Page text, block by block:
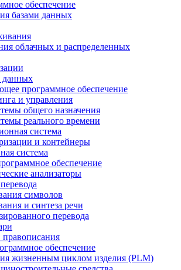
обеспечение
базами данных
облачных и распределенных
данных
программное обеспечение
и управления
общего назначения
реального времени
система
и контейнеры
система
обеспечение
анализаторы
символов
и синтеза речи
перевода
правописания
обеспечение
жизненным циклом изделия (PLM)